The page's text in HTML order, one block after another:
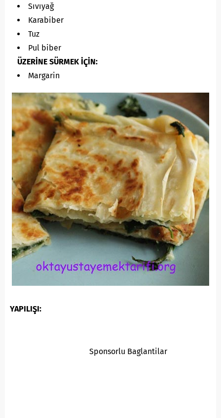
Sıvıyağ
Karabiber
Tuz
Pul biber
ÜZERİNE SÜRMEK İÇİN:
Margarin
YAPILIŞI:
Sponsorlu Baglantilar